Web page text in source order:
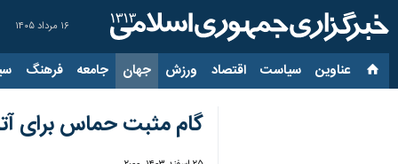
۱۶ مرداد ۱۴۰۵
عناوین‌ سیاست اقتصاد ورزش جهان جامعه فرهنگ
گام مثبت حماس برای